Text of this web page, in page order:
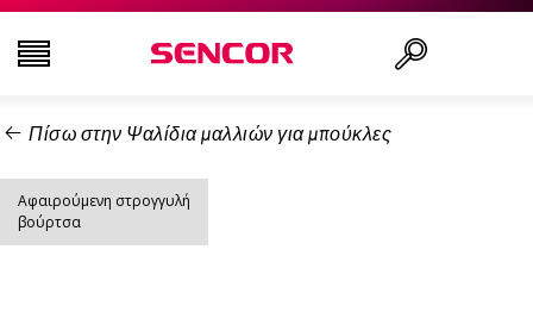
ΤΗΛΕΟΡΆΣΕΙΣ
ΕΙΚΌΝΑ & ΉΧΟΣ
Πίσω στην Ψαλίδια μαλλιών για μπούκλες
Αφαιρούμενη στρογγυλή
βούρτσα